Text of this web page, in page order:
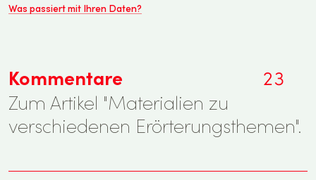
Was passiert mit Ihren Daten?
Kommentare
23
Zum Artikel "Materialien zu
verschiedenen Erörterungsthemen".